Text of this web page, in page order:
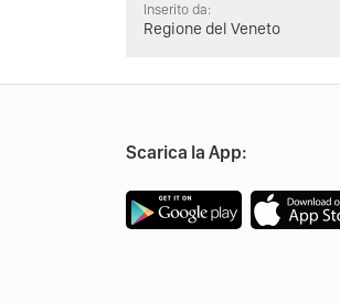
Inserito da:
Regione del Veneto
Scarica la App: